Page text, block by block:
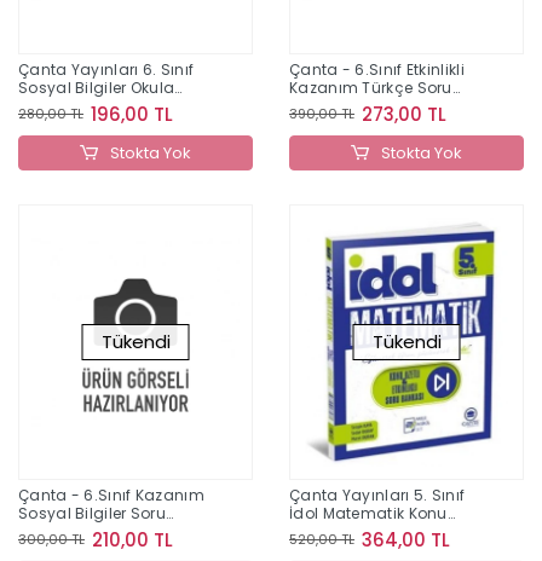
Çanta Yayınları 6. Sınıf
Sosyal Bilgiler Okula
Yardımcı Öğreten Defter
2025-2026
280,00 TL 196,00 TL
Stokta Yok
Çanta - 6.Sınıf Etkinlikli
Kazanım Türkçe Soru
Bankası
390,00 TL 273,00 TL
Stokta Yok
Tükendi
Çanta - 6.Sınıf Kazanım
Sosyal Bilgiler Soru
Bankası
300,00 TL 210,00 TL
Tükendi
Çanta Yayınları 5. Sınıf
İdol Matematik Konu
Özetli ve Etkinlikli Soru
Bankası
520,00 TL 364,00 TL